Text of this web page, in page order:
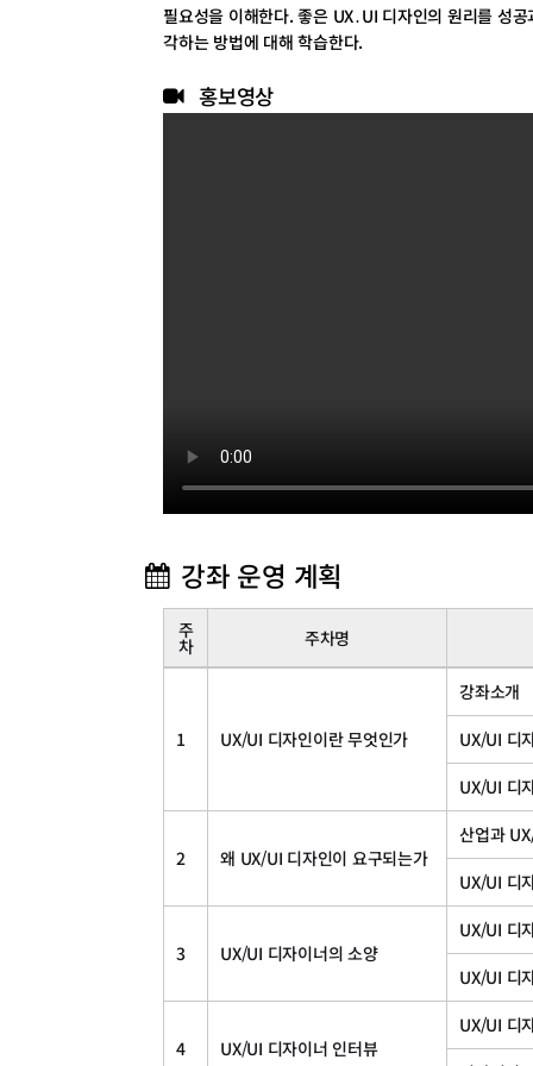
필요성을 이해한다. 좋은 UX․UI 디자인의 원리를 성
각하는 방법에 대해 학습한다.
홍보영상
강좌 운영 계획
주
차 주차명
1 UX/UI 디자인이란 무엇인가
강좌소개
UX/UI 디
UX/UI 디
2 왜 UX/UI 디자인이 요구되는가
산업과
UX/UI 디
3 UX/UI 디자이너의 소양
UX/UI 디
UX/UI 디
4 UX/UI 디자이너 인터뷰
UX/UI 디